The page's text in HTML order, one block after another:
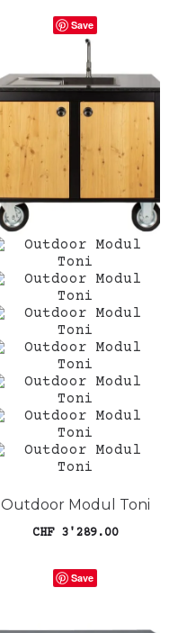
Save
Outdoor Modul Toni
CHF3'289.00
Save